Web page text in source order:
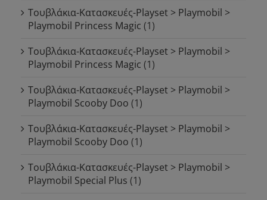
Τουβλάκια-Κατασκευές-Playset > Playmobil >
Playmobil Princess Magic (1)
Τουβλάκια-Κατασκευές-Playset > Playmobil >
Playmobil Princess Magic (1)
Τουβλάκια-Κατασκευές-Playset > Playmobil >
Playmobil Scooby Doo (1)
Τουβλάκια-Κατασκευές-Playset > Playmobil >
Playmobil Scooby Doo (1)
Τουβλάκια-Κατασκευές-Playset > Playmobil >
Playmobil Special Plus (1)